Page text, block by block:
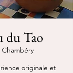
du Tao
Chambéry
originale et